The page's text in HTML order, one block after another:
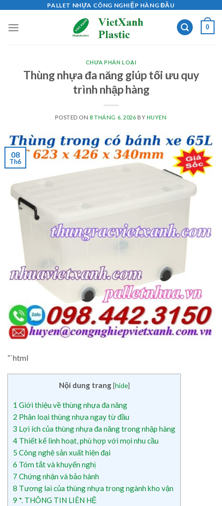
content
PALLET NHỰA CÔNG NGHIỆP HÀNG ĐẦU
0
CHƯA PHÂN LOẠI
Thùng nhựa đa năng giúp tối ưu quy
trình nhập hàng
POSTED ON 8 THÁNG 6, 2026 BY HUYEN
08
Th6
“`html
Nội dung trang [hide]
1 Giới thiệu về thùng nhựa đa năng
2 Phân loại thùng nhựa ngay từ đầu
3 Lợi ích của thùng nhựa đa năng trong nhập hàng
4 Thiết kế linh hoạt, phù hợp với mọi nhu cầu
5 Công nghệ sản xuất hiện đại
6 Tóm tắt và khuyến nghị
7 Chứng nhận và bảo hành
8 Tương lai của thùng nhựa trong ngành kho vận
9 *. THÔNG TIN LIÊN HỆ